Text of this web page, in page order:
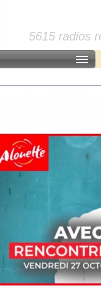
5615 radios